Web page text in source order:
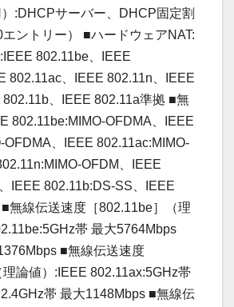
:DHCPサーバー、DHCP固定割
ントリー） ■ハードウェアNAT:
802.11be、IEEE
802.11ac、IEEE 802.11n、IEEE
、IEEE 802.11a準拠 ■無
802.11be:MIMO-OFDMA、IEEE
OFDMA、IEEE 802.11ac:MIMO-
OFDM、IEEE
IEEE 802.11b:DS-SS、IEEE
無線伝送速度［802.11be］（理
帯 最大5764Mbps
■無線伝送速度
理論値）:IEEE 802.11ax:5GHz帯
帯 最大1148Mbps ■無線伝